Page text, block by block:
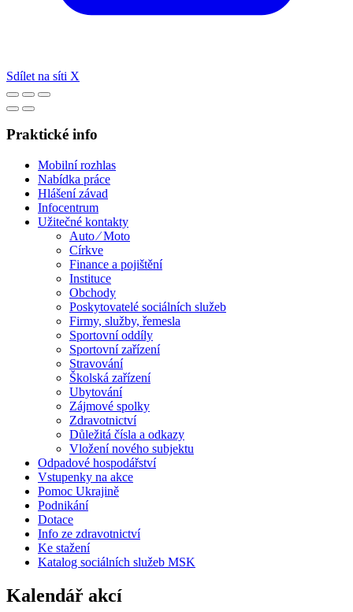
Sdílet na síti X
Praktické info
Mobilní rozhlas
Nabídka práce
Hlášení závad
Infocentrum
Užitečné kontakty
Auto ⁄ Moto
Církve
Finance a pojištění
Instituce
Obchody
Poskytovatelé sociálních služeb
Firmy, služby, řemesla
Sportovní oddíly
Sportovní zařízení
Stravování
Školská zařízení
Ubytování
Zájmové spolky
Zdravotnictví
Důležitá čísla a odkazy
Vložení nového subjektu
Odpadové hospodářství
Vstupenky na akce
Pomoc Ukrajině
Podnikání
Dotace
Info ze zdravotnictví
Ke stažení
Katalog sociálních služeb MSK
Kalendář akcí